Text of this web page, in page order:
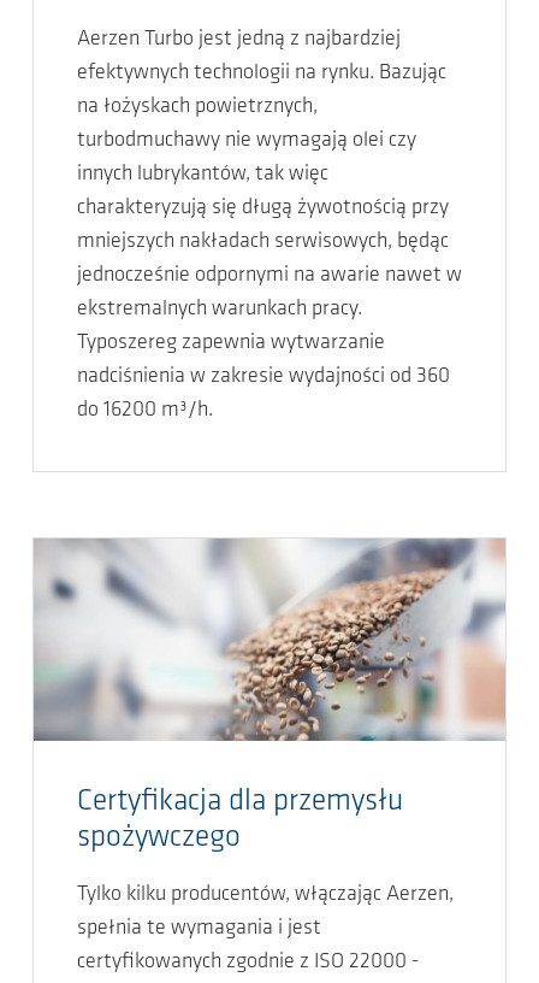
Aerzen Turbo jest jedną z najbardziej
efektywnych technologii na rynku. Bazując
na łożyskach powietrznych,
turbodmuchawy nie wymagają olei czy
innych lubrykantów, tak więc
charakteryzują się długą żywotnością przy
mniejszych nakładach serwisowych, będąc
jednocześnie odpornymi na awarie nawet w
ekstremalnych warunkach pracy.
Typoszereg zapewnia wytwarzanie
nadciśnienia w zakresie wydajności od 360
do 16200 m³/h.
Certyfikacja dla przemysłu
spożywczego
Tylko kilku producentów, włączając Aerzen,
spełnia te wymagania i jest
certyfikowanych zgodnie z ISO 22000 -